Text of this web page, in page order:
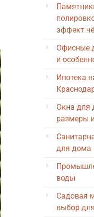
эффект
Офисные
и
Ипотека
Окна для
размеры
для дома
воды
Садовая
выбор